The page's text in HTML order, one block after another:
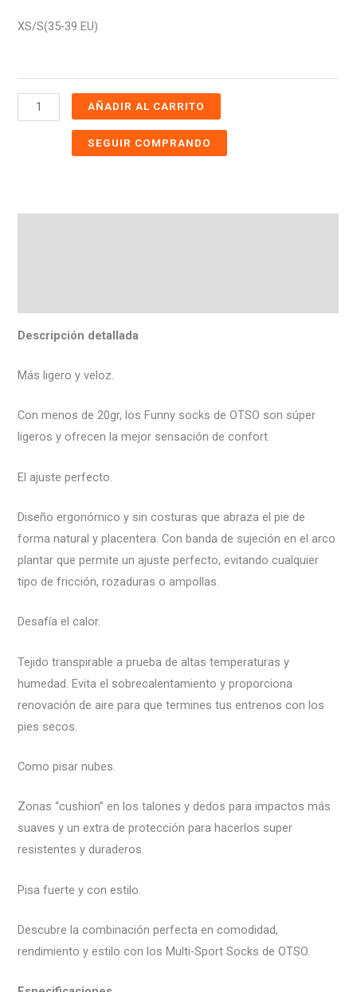
XS/S(35-39 EU)
AÑADIR AL CARRITO
SEGUIR COMPRANDO
Descripción detallada
Más ligero y veloz.
Con menos de 20gr, los Funny socks de OTSO son súper
ligeros y ofrecen la mejor sensación de confort.
El ajuste perfecto.
Diseño ergonómico y sin costuras que abraza el pie de
forma natural y placentera. Con banda de sujeción en el arco
plantar que permite un ajuste perfecto, evitando cualquier
tipo de fricción, rozaduras o ampollas.
Desafía el calor.
Tejido transpirable a prueba de altas temperaturas y
humedad. Evita el sobrecalentamiento y proporciona
renovación de aire para que termines tus entrenos con los
pies secos.
Como pisar nubes.
Zonas “cushion” en los talones y dedos para impactos más
suaves y un extra de protección para hacerlos super
resistentes y duraderos.
Pisa fuerte y con estilo.
Descubre la combinación perfecta en comodidad,
rendimiento y estilo con los Multi-Sport Socks de OTSO.